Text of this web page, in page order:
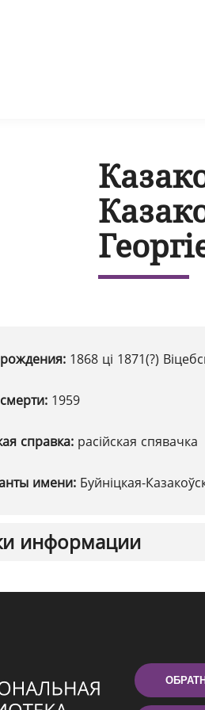
1868 ці 1871(?)
1959
справка: расійская спявачка
имени: Буйніцкая-
информации